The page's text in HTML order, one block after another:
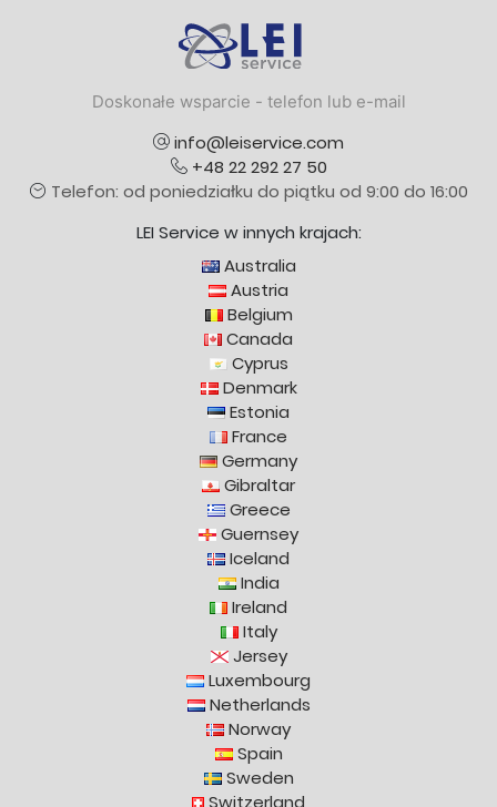
Doskonałe wsparcie - telefon lub e-mail
info@leiservice.com
+48 22 292 27 50
Telefon: od poniedziałku do piątku od 9:00 do 16:00
LEI Service w innych krajach:
Australia
Austria
Belgium
Canada
Cyprus
Denmark
Estonia
France
Germany
Gibraltar
Greece
Guernsey
Iceland
India
Ireland
Italy
Jersey
Luxembourg
Netherlands
Norway
Spain
Sweden
Switzerland